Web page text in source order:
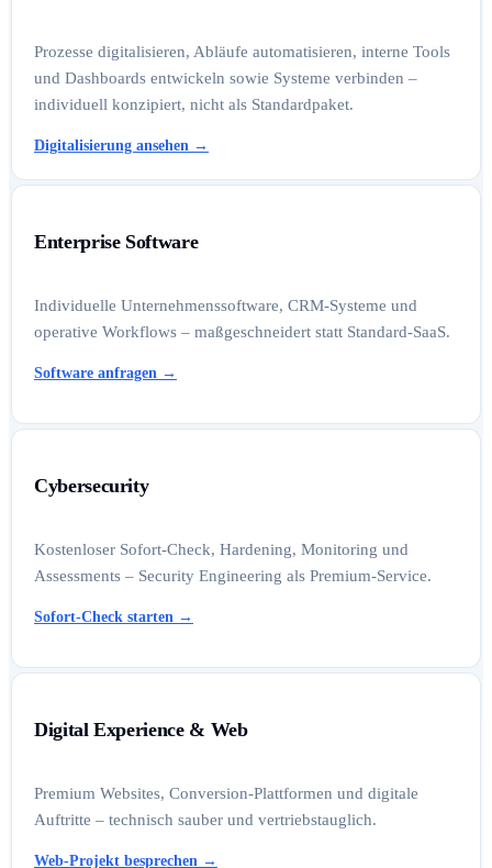
Prozesse digitalisieren, Abläufe automatisieren, interne Tools
und Dashboards entwickeln sowie Systeme verbinden –
individuell konzipiert, nicht als Standardpaket.
Digitalisierung ansehen →
Enterprise Software
Individuelle Unternehmenssoftware, CRM-Systeme und
operative Workflows – maßgeschneidert statt Standard-SaaS.
Software anfragen →
Cybersecurity
Kostenloser Sofort-Check, Hardening, Monitoring und
Assessments – Security Engineering als Premium-Service.
Sofort-Check starten →
Digital Experience & Web
Premium Websites, Conversion-Plattformen und digitale
Auftritte – technisch sauber und vertriebstauglich.
Web-Projekt besprechen →